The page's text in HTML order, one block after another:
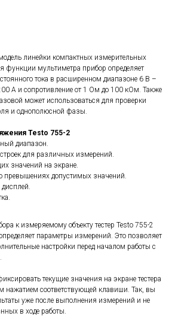
линейки компактных измерительных
функции мультиметра прибор определяет
тока в расширенном диапазоне 6 В –
А и сопротивление от 1 Ом до 100 кОм. Также
может использоваться для проверки
и однополюсной фазы.
Testo 755-2
диапазон.
для различных измерений.
значений на экране.
превышениях допустимых значений.
к измеряемому объекту тестер Testo 755-2
параметры измерений. Это позволяет
настройки перед началом работы с
текущие значения на экране тестера
нажатием соответствующей клавиши. Так, вы
уже после выполнения измерений и не
в ходе работы.